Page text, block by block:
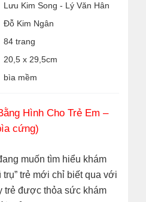
Lưu Kim Song - Lý Văn Hân
Đỗ Kim Ngân
84 trang
20,5 x 29,5cm
bìa mềm
Hình Cho Trẻ Em –
cứng)
muốn tìm hiểu khám
trụ” trẻ mới chỉ biết qua với
trẻ được thỏa sức khám